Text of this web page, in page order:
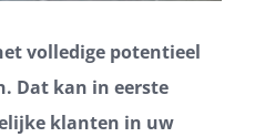
volledige potentieel
Dat kan in eerste
klanten in uw